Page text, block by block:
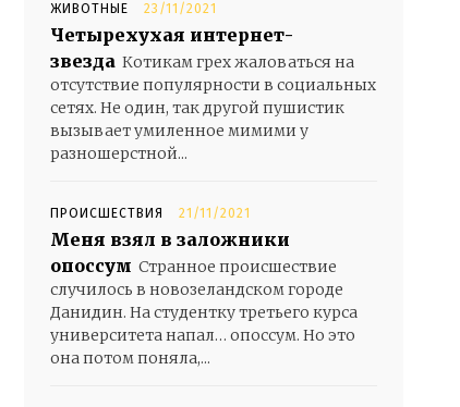
ЖИВОТНЫЕ 23/11/2021
Четырехухая интернет-
звезда Котикам грех жаловаться на
отсутствие популярности в социальных
сетях. Не один, так другой пушистик
вызывает умиленное мимими у
разношерстной...
ПРОИСШЕСТВИЯ 21/11/2021
Меня взял в заложники
опоссум Странное происшествие
случилось в новозеландском городе
Данидин. На студентку третьего курса
университета напал… опоссум. Но это
она потом поняла,...